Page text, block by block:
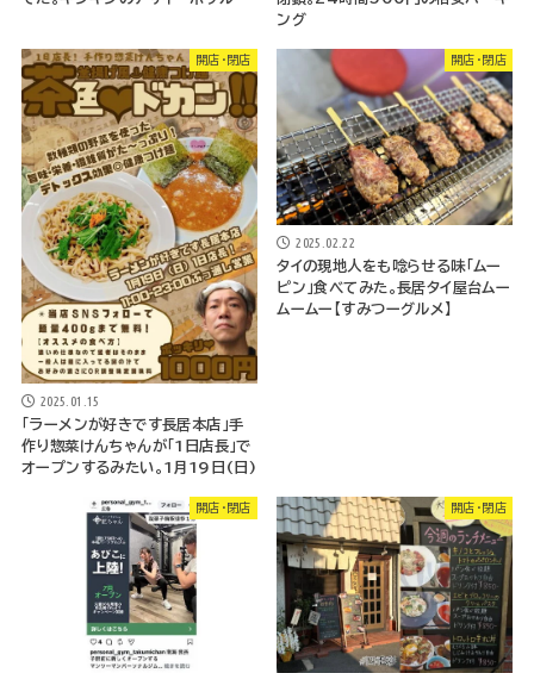
ング
開店・閉店
2025.01.15
「ラーメンが好きです長居本店」手
作り惣菜けんちゃんが「1日店長」で
オープンするみたい。1月19日(日)
開店・閉店
2025.02.22
タイの現地人をも唸らせる味「ムー
ピン」食べてみた。長居タイ屋台ムー
ムームー【すみつーグルメ】
開店・閉店 開店・閉店